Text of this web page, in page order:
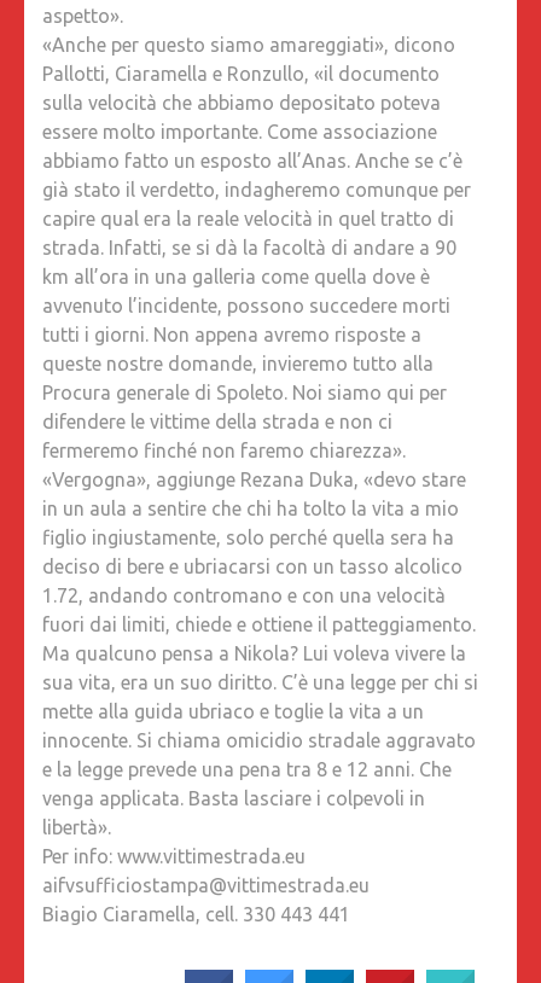
aspetto».
«Anche per questo siamo amareggiati», dicono
Pallotti, Ciaramella e Ronzullo, «il documento
sulla velocità che abbiamo depositato poteva
essere molto importante. Come associazione
abbiamo fatto un esposto all’Anas. Anche se c’è
già stato il verdetto, indagheremo comunque per
capire qual era la reale velocità in quel tratto di
strada. Infatti, se si dà la facoltà di andare a 90
km all’ora in una galleria come quella dove è
avvenuto l’incidente, possono succedere morti
tutti i giorni. Non appena avremo risposte a
queste nostre domande, invieremo tutto alla
Procura generale di Spoleto. Noi siamo qui per
difendere le vittime della strada e non ci
fermeremo finché non faremo chiarezza».
«Vergogna», aggiunge Rezana Duka, «devo stare
in un aula a sentire che chi ha tolto la vita a mio
figlio ingiustamente, solo perché quella sera ha
deciso di bere e ubriacarsi con un tasso alcolico
1.72, andando contromano e con una velocità
fuori dai limiti, chiede e ottiene il patteggiamento.
Ma qualcuno pensa a Nikola? Lui voleva vivere la
sua vita, era un suo diritto. C’è una legge per chi si
mette alla guida ubriaco e toglie la vita a un
innocente. Si chiama omicidio stradale aggravato
e la legge prevede una pena tra 8 e 12 anni. Che
venga applicata. Basta lasciare i colpevoli in
libertà».
Per info: www.vittimestrada.eu
aifvsufficiostampa@vittimestrada.eu
Biagio Ciaramella, cell. 330 443 441